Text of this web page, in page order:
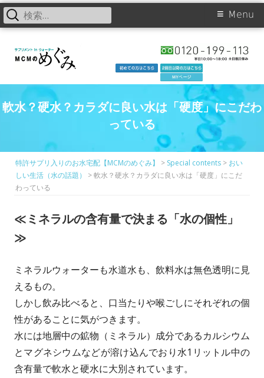
Primary
Menu
検
索:
軟水？硬水？カラダに良い水は「硬度」にこだわ
っている
特許サプリ入りのお水宅配【MCMのめぐみ】 > Special contents > おい
しい生活（水の話題）
>軟水？硬水？カラダに良い水は「硬度」にこだ
わっている
≪ミネラルの含有量で決まる「水の個性」
≫
ミネラルウォーターも水道水も、飲料水は無色透明に見
えるもの。
しかし飲み比べると、口当たりや喉ごしにそれぞれの個
性があることに気がつきます。
水には地層中の鉱物（ミネラル）成分であるカルシウム
とマグネシウムなどが溶け込んでおり水1リットル中の
含有量で軟水と硬水に大別されています。